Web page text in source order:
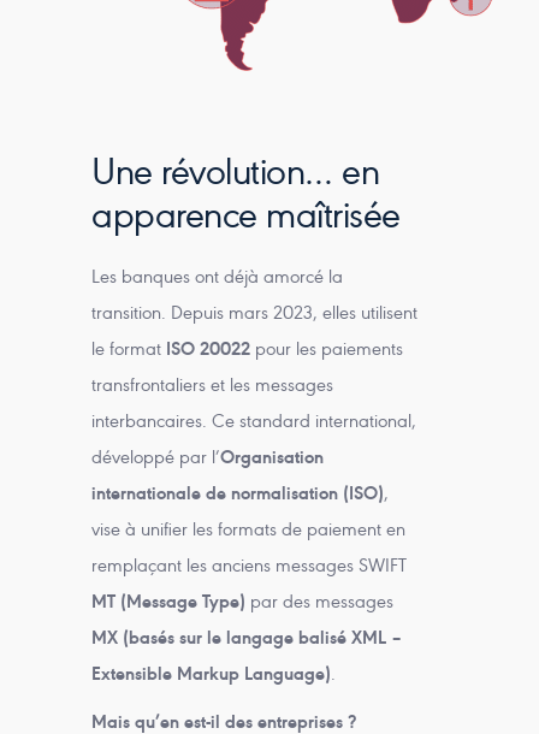
Une révolution… en
apparence maîtrisée
Les banques ont déjà amorcé la
transition. Depuis mars 2023, elles utilisent
le format ISO 20022 pour les paiements
transfrontaliers et les messages
interbancaires. Ce standard international,
développé par l’Organisation
internationale de normalisation (ISO),
vise à unifier les formats de paiement en
remplaçant les anciens messages SWIFT
MT (Message Type) par des messages
MX (basés sur le langage balisé XML –
Extensible Markup Language).
Mais qu’en est-il des entreprises ?